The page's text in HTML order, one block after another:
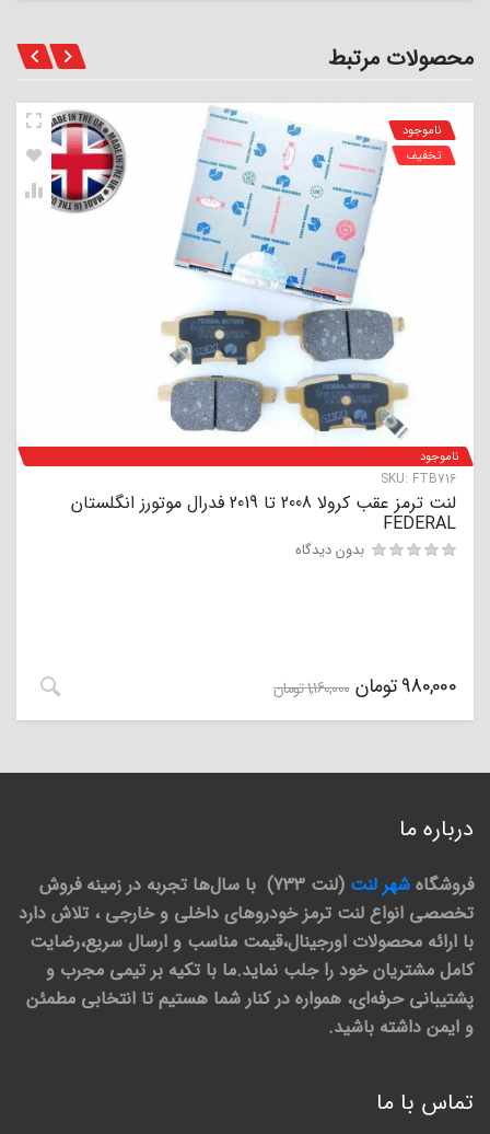
محصولات مرتبط
ناموجود
SKU: FTB716
ناموجود
تخفیف
لنت ترمز عقب کرولا 2008 تا 2019 فدرال موتورز انگلستان
FEDERAL
بدون دیدگاه
980,000تومان 1,160,000تومان
درباره ما
فروشگاه شهر لنت
(لنت 733) با سال‌ها تجربه در زمینه فروش
تخصصی انواع لنت ترمز خودروهای داخلی و خارجی ، تلاش دارد
با ارائه محصولات اورجینال،قیمت مناسب و ارسال سریع،رضایت
کامل مشتریان خود را جلب نماید.ما با تکیه بر تیمی مجرب و
پشتیبانی حرفه‌ای، همواره در کنار شما هستیم تا انتخابی مطمئن
و ایمن داشته باشید.
تماس با ما